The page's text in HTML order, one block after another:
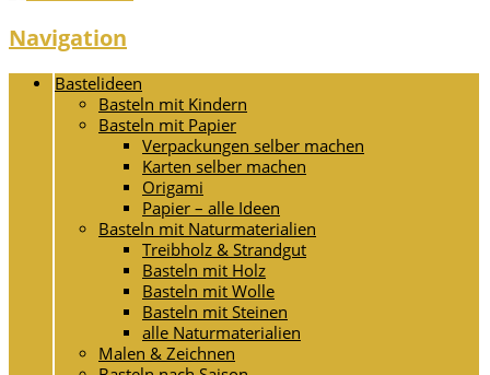
Navigation
Bastelideen
Basteln mit Kindern
Basteln mit Papier
Verpackungen selber machen
Karten selber machen
Origami
Papier – alle Ideen
Basteln mit Naturmaterialien
Treibholz & Strandgut
Basteln mit Holz
Basteln mit Wolle
Basteln mit Steinen
alle Naturmaterialien
Malen & Zeichnen